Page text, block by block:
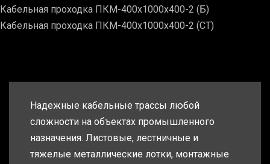
Кабельная проходка ПКМ-400х1000х400-2 (Б)
Кабельная проходка ПКМ-400х1000х400-2 (СТ)
Надежные кабельные трассы любой
сложности на объектах промышленного
назначения. Листовые, лестничные и
тяжелые металлические лотки, монтажные